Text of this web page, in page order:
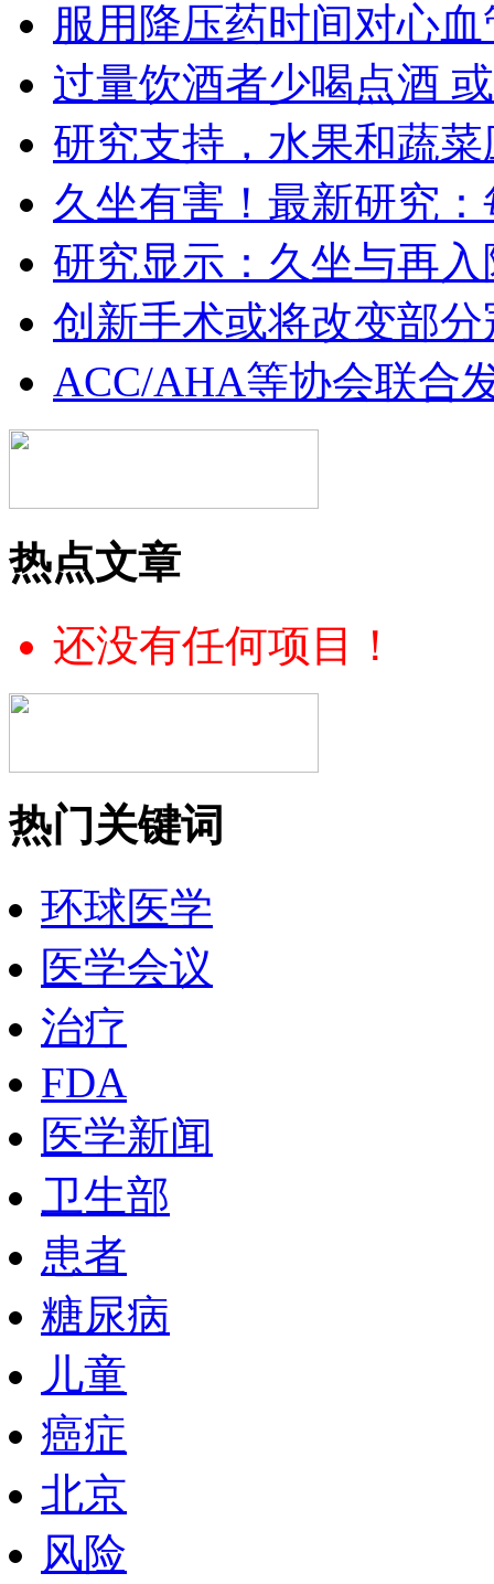
服用降压药时间对心
过量饮酒者少喝点酒
研究支持，水果和蔬
久坐有害！最新研究
研究显示：久坐与再
创新手术或将改变部
ACC/AHA等协会联合
热点文章
还没有任何项目！
热门关键词
环球医学
医学会议
治疗
FDA
医学新闻
卫生部
患者
糖尿病
儿童
癌症
北京
风险